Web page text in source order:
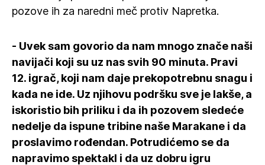
pozove ih za naredni meč protiv Napretka.
- Uvek sam govorio da nam mnogo znače naši
navijači koji su uz nas svih 90 minuta. Pravi
12. igrač, koji nam daje prekopotrebnu snagu i
kada ne ide. Uz njihovu podršku sve je lakše, a
iskoristio bih priliku i da ih pozovem sledeće
nedelje da ispune tribine naše Marakane i da
proslavimo rođendan. Potrudićemo se da
napravimo spektakl i da uz dobru igru